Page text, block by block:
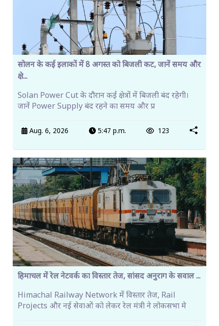
सोलन के कई इलाकों में 8 अगस्त को बिजली कट, जानें समय और
क्षे...
Solan Power Cut के दौरान कई क्षेत्रों में बिजली बंद रहेगी।
जानें Power Supply बंद रहने का समय और प्र
Aug. 6, 2026 5:47 p.m. 123
हिमाचल में रेल नेटवर्क का विस्तार तेज, सांसद अनुराग के सवाल ...
Himachal Railway Network में विस्तार तेज, Rail
Projects और नई सेवाओं को लेकर रेल मंत्री ने लोकसभा मे